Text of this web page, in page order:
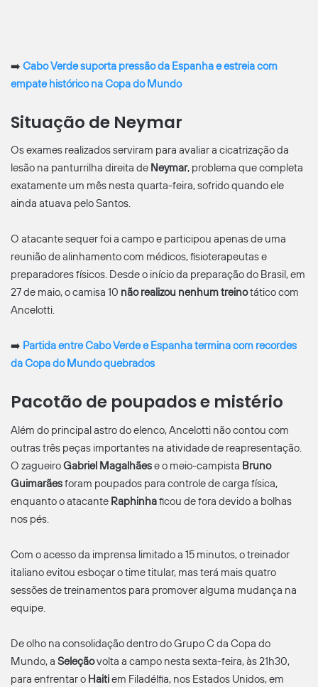
➡️ Cabo Verde suporta pressão da Espanha e estreia com
empate histórico na Copa do Mundo
Situação de Neymar
Os exames realizados serviram para avaliar a cicatrização da
lesão na panturrilha direita de Neymar, problema que completa
exatamente um mês nesta quarta-feira, sofrido quando ele
ainda atuava pelo Santos.
O atacante sequer foi a campo e participou apenas de uma
reunião de alinhamento com médicos, fisioterapeutas e
preparadores físicos. Desde o início da preparação do Brasil, em
27 de maio, o camisa 10 não realizou nenhum treinotático com
Ancelotti.
➡️ Partida entre Cabo Verde e Espanha termina com recordes
da Copa do Mundo quebrados
Pacotão de poupados e mistério
Além do principal astro do elenco, Ancelotti não contou com
outras três peças importantes na atividade de reapresentação.
O zagueiroGabriel Magalhãese o meio-campista Bruno
Guimarãesforam poupados para controle de carga física,
enquanto o atacante Raphinhaficou de fora devido a bolhas
nos pés.
Com o acesso da imprensa limitado a 15 minutos, o treinador
italiano evitou esboçar o time titular, mas terá mais quatro
sessões de treinamentos para promover alguma mudança na
equipe.
De olho na consolidação dentro do Grupo C da Copa do
Mundo, a Seleçãovolta a campo nesta sexta-feira, às 21h30,
para enfrentar o Haitiem Filadélfia, nos Estados Unidos, em